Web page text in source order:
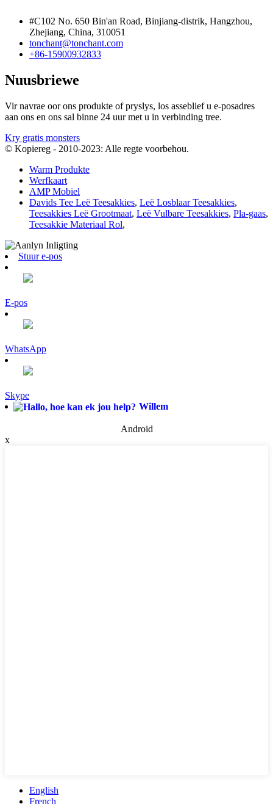
#C102 No. 650 Bin'an Road, Binjiang-distrik, Hangzhou,
Zhejiang, China, 310051
tonchant@tonchant.com
+86-15900932833
Nuusbriewe
Vir navrae oor ons produkte of pryslys, los asseblief u e-posadres
aan ons en ons sal binne 24 uur met u in verbinding tree.
Kry gratis monsters
© Kopiereg - 2010-2023: Alle regte voorbehou.
Warm Produkte
Werfkaart
AMP Mobiel
Davids Tee Leë Teesakkies, Leë Losblaar Teesakkies,
Teesakkies Leë Grootmaat, Leë Vulbare Teesakkies, Pla-gaas,
Teesakkie Materiaal Rol,
Stuur e-pos
E-pos
WhatsApp
Skype
Willem
Android
x
English
French